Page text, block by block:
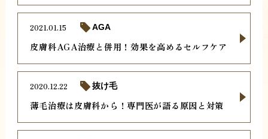
皮膚科AGA治療と併用！効果を高めるセルフケア
2021.01.15 AGA
薄毛治療は皮膚科から！専門医が語る原因と対策
2020.12.22 抜け毛